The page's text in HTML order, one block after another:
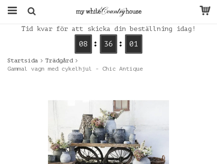
Tid kvar för att skicka din beställning idag!
08 36 00
Startsida
Trädgård
Gammal vagn med cykelhjul - Chic Antique